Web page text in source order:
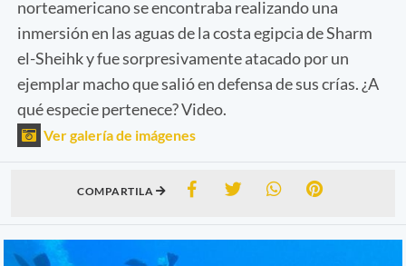
norteamericano se encontraba realizando una
inmersión en las aguas de la costa egipcia de Sharm
el-Sheihk y fue sorpresivamente atacado por un
ejemplar macho que salió en defensa de sus crías. ¿A
qué especie pertenece? Video.
Ver galería de imágenes
COMPARTILA